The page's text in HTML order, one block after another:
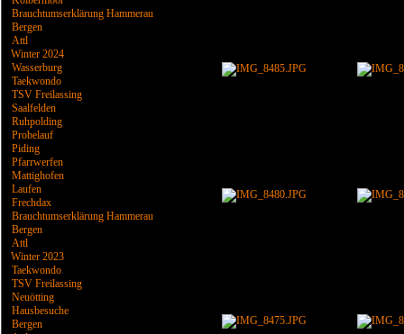
Brauchtumserklärung Hammerau
Bergen
Attl
Winter 2024
Wasserburg
Taekwondo
TSV Freilassing
Saalfelden
Ruhpolding
Probelauf
Piding
Pfarrwerfen
Mattighofen
Laufen
Frechdax
Brauchtumserklärung Hammerau
Bergen
Attl
Winter 2023
Taekwondo
TSV Freilassing
Neuötting
Hausbesuche
Bergen